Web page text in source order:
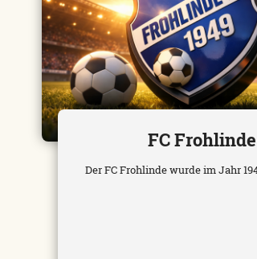
FC Frohlinde
Der FC Frohlinde wurde im Jahr